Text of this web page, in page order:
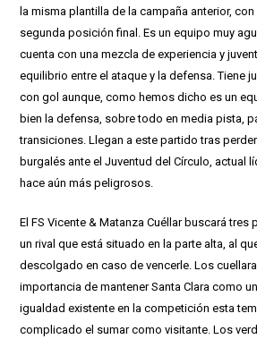
la misma plantilla de la campaña anterior,
segunda posición final. Es un equipo muy
cuenta con una mezcla de experiencia y
equilibrio entre el ataque y la defensa. Tiene
con gol aunque, como hemos dicho es un
bien la defensa, sobre todo en media pista,
transiciones. Llegan a este partido tras
burgalés ante el Juventud del Círculo, actual
hace aún más peligrosos.
El FS Vicente & Matanza Cuéllar buscará
un rival que está situado en la parte alta, al
descolgado en caso de vencerle. Los
importancia de mantener Santa Clara como
igualdad existente en la competición esta
complicado el sumar como visitante. Los